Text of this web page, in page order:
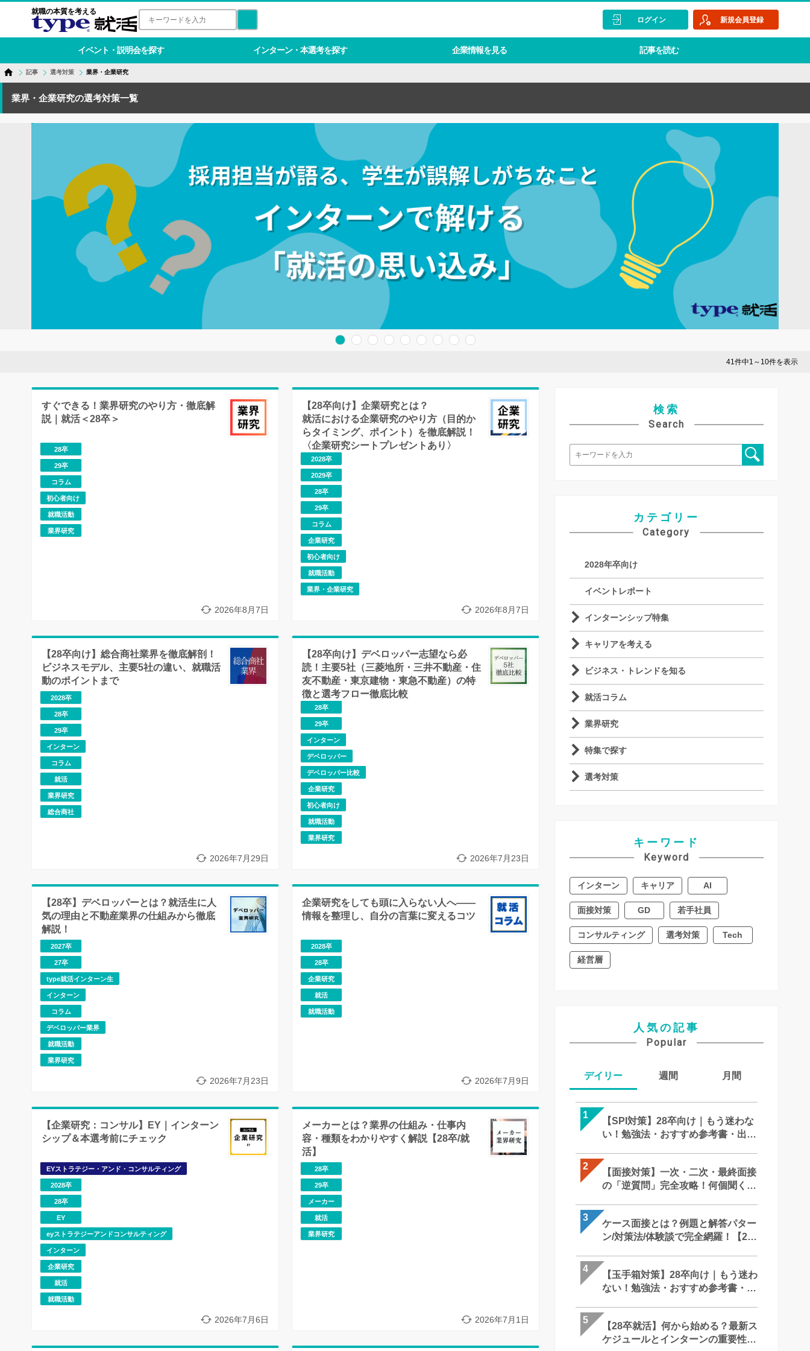
就職の本質を考える
イベント・説明会を探す インターン・本選考を探す 企業情報を見る 記事を読む
ログイン 新規会員登録
記事 選考対策 業界・企業研究
業界・企業研究の選考対策一覧
41件中1～10件を表示
すぐできる！業界研究のやり方・徹底解
説｜就活＜28卒＞
28卒
29卒
コラム
初心者向け
就職活動
業界研究
2026年8月7日
【28卒向け】企業研究とは？
就活における企業研究のやり方（目的か
らタイミング、ポイント）を徹底解説！
〈企業研究シートプレゼントあり〉
2028卒
2029卒
28卒
29卒
コラム
企業研究
初心者向け
就職活動
業界・企業研究
2026年8月7日
【28卒向け】総合商社業界を徹底解剖！
ビジネスモデル、主要5社の違い、就職活
動のポイントまで
2028卒
28卒
29卒
インターン
コラム
就活
業界研究
総合商社
2026年7月29日
【28卒向け】デベロッパー志望なら必
読！主要5社（三菱地所・三井不動産・住
友不動産・東京建物・東急不動産）の特
徴と選考フロー徹底比較
28卒
29卒
インターン
デベロッパー
デベロッパー比較
企業研究
初心者向け
就職活動
業界研究
2026年7月23日
【28卒】デベロッパーとは？就活生に人
気の理由と不動産業界の仕組みから徹底
解説！
2027卒
27卒
type就活インターン生
インターン
コラム
デベロッパー業界
就職活動
業界研究
2026年7月23日
企業研究をしても頭に入らない人へ――
情報を整理し、自分の言葉に変えるコツ
2028卒
28卒
企業研究
就活
就職活動
2026年7月9日
【企業研究：コンサル】EY｜インターン
シップ＆本選考前にチェック
EYストラテジー・アンド・コンサルティング
2028卒
28卒
EY
eyストラテジーアンドコンサルティング
インターン
企業研究
就活
就職活動
2026年7月6日
メーカーとは？業界の仕組み・仕事内
容・種類をわかりやすく解説【28卒/就
活】
28卒
29卒
メーカー
就活
業界研究
2026年7月1日
検索
Search
カテゴリー
Category
2028年卒向け
イベントレポート
インターンシップ特集
キャリアを考える
ビジネス・トレンドを知る
就活コラム
業界研究
特集で探す
選考対策
キーワード
Keyword
インターン キャリア AI
面接対策 GD 若手社員
コンサルティング 選考対策 Tech
経営層
人気の記事
Popular
デイリー
1
【SPI対策】28卒向け｜もう迷わな
い！勉強法・おすすめ参考書・出題
2
【面接対策】一次・二次・最終面接
の「逆質問」完全攻略！何個聞く？
底解説｜27卒・28卒向け
3
ケース面接とは？例題と解答パター
ン/対策法/体験談で完全網羅！【28
4
【玉手箱対策】28卒向け｜もう迷わ
ない！勉強法・おすすめ参考書・出
5
【28卒就活】何から始める？最新ス
ケジュールとインターンの重要性を
週間
1
【SPI対策】28卒向け｜もう迷わな
い！勉強法・おすすめ参考書・出
2
【面接対策】一次・二次・最終面
の「逆質問」完全攻略！何個聞く
3
最終面接って何聞かれるの？落ち
理由は？ 役員・社長を納得させる
4
ケース面接とは？例題と解答パタ
ン/対策法/体験談で完全網羅！【28
5
GAB対策完全ガイド！言語・計数
のコツからボーダー、おすすめ参
月間
1
【面接対策】一次・二次・最終面
の「逆質問」完全攻略！何個聞く
2
【SPI対策】28卒向け｜もう迷わな
い！勉強法・おすすめ参考書・出
3
ケース面接とは？例題と解答パタ
ン/対策法/体験談で完全網羅！【28
4
最終面接って何聞かれるの？落ち
理由は？ 役員・社長を納得させる
5
苦手な人がいたときはどうします
か？ ー 回答の難しさとコツ